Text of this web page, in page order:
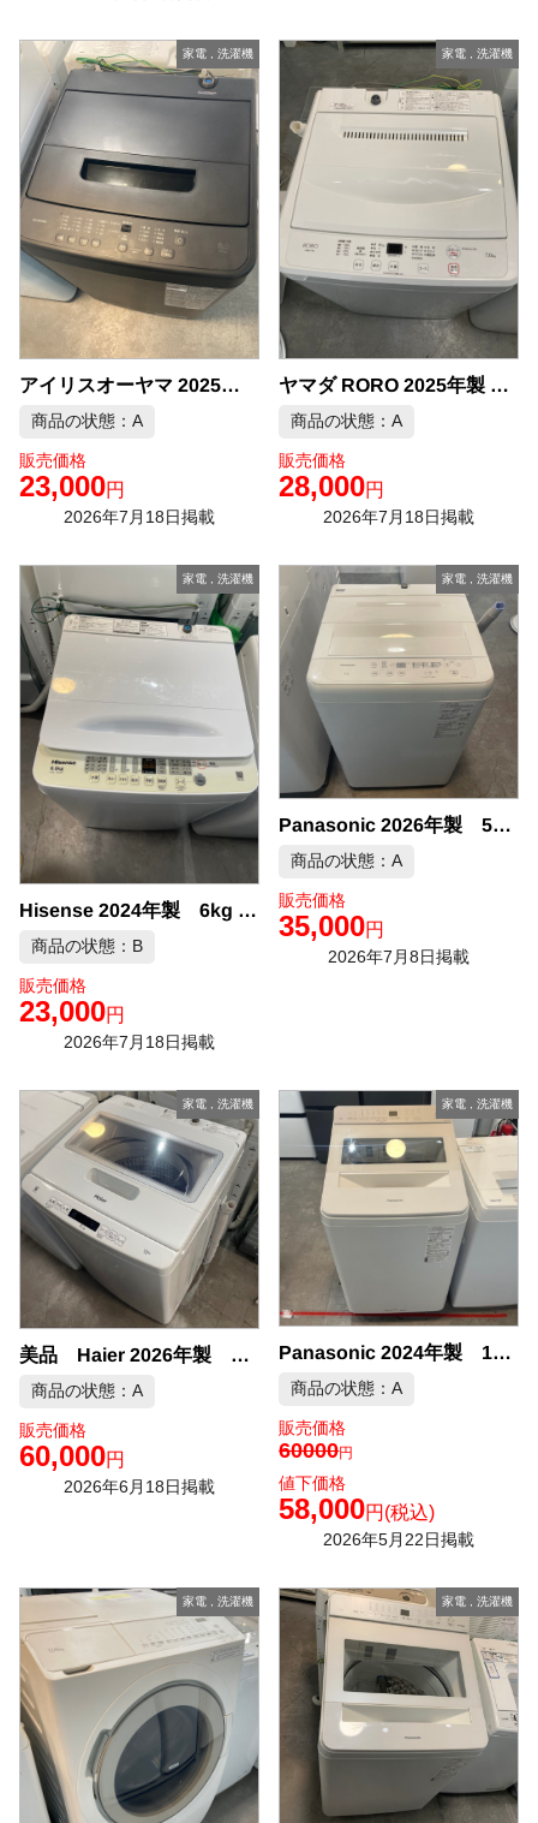
家電, 洗濯機
アイリスオーヤマ 2025年製 6.0kg 洗濯機 中古品販売
商品の状態：A
販売価格
23,000円
2026年7月18日掲載
家電 , 洗濯機
ヤマダ RORO 2025年製 7.0kg 洗濯機 中古品販売
商品の状態：A
販売価格
28,000円
2026年7月18日掲載
家電, 洗濯機
Hisense 2024年製 6kg 洗濯機 中古品販売
商品の状態：B
販売価格
23,000円
2026年7月18日掲載
家電 洗濯機
Panasonic 2026年製 5kg 洗濯機 中古品販売
商品の状態：A
販売価格
35,000円
2026年7月8日掲載
家電, 洗濯機
美品 Haier 2026年製 10kg 洗濯機 中古品販売
商品の状態：A
販売価格
60,000円
2026年6月18日掲載
家電 洗濯機
Panasonic 2024年製 10kg 洗濯機 中古品販売
商品の状態：A
販売価格
60000円
値下価格
58,000円 (税込)
2026年5月22日掲載
家電, 洗濯機 家電 洗濯機